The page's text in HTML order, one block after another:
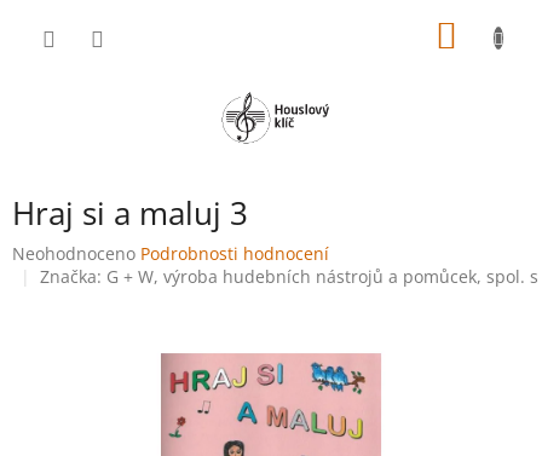
Hraj si a maluj 3
Průměrné
hodnocení
Neohodnoceno Podrobnosti hodnocení
Značka: G + W, výroba hudebních nástrojů a pomůcek, spol.